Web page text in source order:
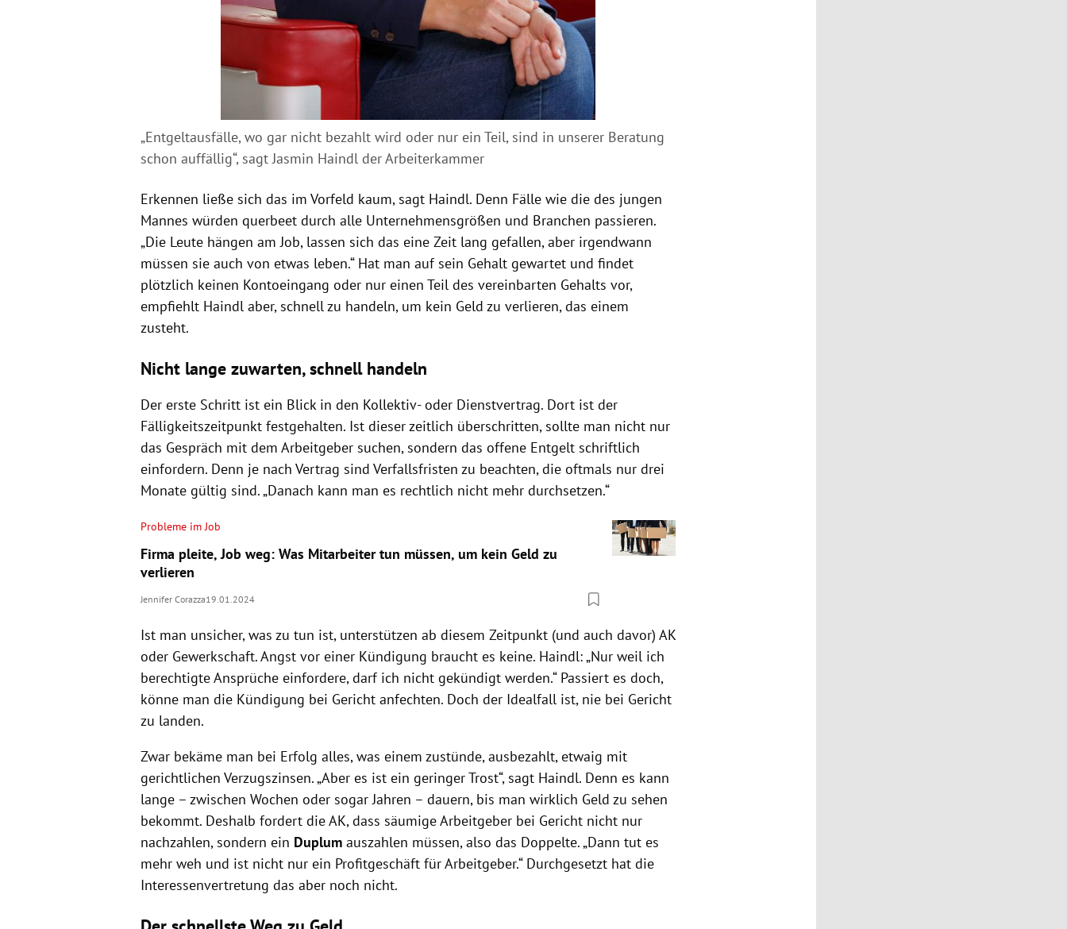
„Entgeltausfälle, wo gar nicht bezahlt wird oder nur ein Teil, sind in unserer Beratung
schon auffällig“, sagt Jasmin Haindl der Arbeiterkammer
Erkennen ließe sich das im Vorfeld kaum, sagt Haindl. Denn Fälle wie die des jungen
Mannes würden querbeet durch alle Unternehmensgrößen und Branchen passieren.
„Die Leute hängen am Job, lassen sich das eine Zeit lang gefallen, aber irgendwann
müssen sie auch von etwas leben.“ Hat man auf sein Gehalt gewartet und findet
plötzlich keinen Kontoeingang oder nur einen Teil des vereinbarten Gehalts vor,
empfiehlt Haindl aber, schnell zu handeln, um kein Geld zu verlieren, das einem
zusteht.
Nicht lange zuwarten, schnell handeln
Der erste Schritt ist ein Blick in den Kollektiv- oder Dienstvertrag. Dort ist der
Fälligkeitszeitpunkt festgehalten. Ist dieser zeitlich überschritten, sollte man nicht nur
das Gespräch mit dem Arbeitgeber suchen, sondern das offene Entgelt schriftlich
einfordern. Denn je nach Vertrag sind Verfallsfristen zu beachten, die oftmals nur drei
Monate gültig sind. „Danach kann man es rechtlich nicht mehr durchsetzen.“
Probleme im Job
Firma pleite, Job weg: Was Mitarbeiter tun müssen, um kein Geld zu
verlieren
Jennifer Corazza19.01.2024
Ist man unsicher, was zu tun ist, unterstützen ab diesem Zeitpunkt (und auch davor) AK
oder Gewerkschaft. Angst vor einer Kündigung braucht es keine. Haindl: „Nur weil ich
berechtigte Ansprüche einfordere, darf ich nicht gekündigt werden.“ Passiert es doch,
könne man die Kündigung bei Gericht anfechten. Doch der Idealfall ist, nie bei Gericht
zu landen.
Zwar bekäme man bei Erfolg alles, was einem zustünde, ausbezahlt, etwaig mit
gerichtlichen Verzugszinsen. „Aber es ist ein geringer Trost“, sagt Haindl. Denn es kann
lange – zwischen Wochen oder sogar Jahren – dauern, bis man wirklich Geld zu sehen
bekommt. Deshalb fordert die AK, dass säumige Arbeitgeber bei Gericht nicht nur
nachzahlen, sondern ein Duplumauszahlen müssen, also das Doppelte. „Dann tut es
mehr weh und ist nicht nur ein Profitgeschäft für Arbeitgeber.“ Durchgesetzt hat die
Interessenvertretung das aber noch nicht.